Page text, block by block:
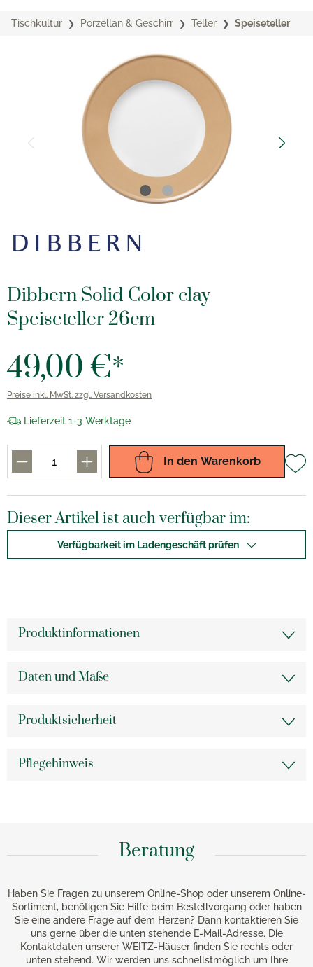
Tischkultur Porzellan & Geschirr Teller Speiseteller
Dibbern Solid Color clay
Speiseteller 26cm
49,00 €*
Preise inkl. MwSt. zzgl. Versandkosten
Lieferzeit 1-3 Werktage
In den Warenkorb
Dieser Artikel ist auch verfügbar im:
Verfügbarkeit im Ladengeschäft prüfen
Produktinformationen
Daten und Maße
Produktsicherheit
Pflegehinweis
Beratung
Haben Sie Fragen zu unserem Online-Shop oder unserem Online-
Sortiment, benötigen Sie Hilfe beim Bestellvorgang oder haben
Sie eine andere Frage auf dem Herzen? Dann kontaktieren Sie
uns gerne über die unten stehende E-Mail-Adresse. Die
Kontaktdaten unserer WEITZ-Häuser finden Sie rechts oder
unten stehend. Wir werden uns schnellstmöglich um Ihre